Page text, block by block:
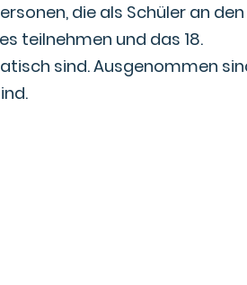
die als Schüler an den
teilnehmen und das 18.
sind. Ausgenommen